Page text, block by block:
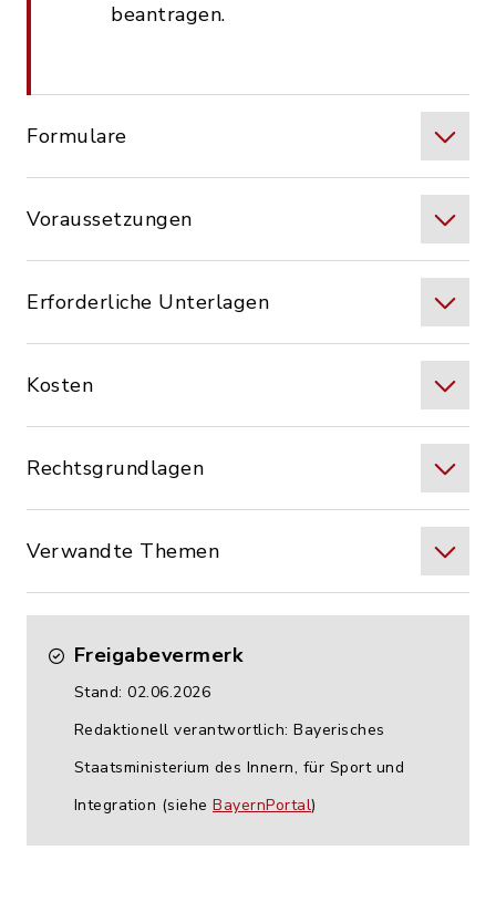
beantragen.
Formulare
Voraussetzungen
Erforderliche Unterlagen
Kosten
Rechtsgrundlagen
Verwandte Themen
Freigabevermerk
Stand: 02.06.2026
Redaktionell verantwortlich: Bayerisches
Staatsministerium des Innern, für Sport und
Integration (siehe BayernPortal)